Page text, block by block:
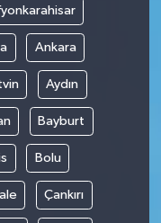
Ankara
Aydın
Bayburt
Bolu
Çankırı